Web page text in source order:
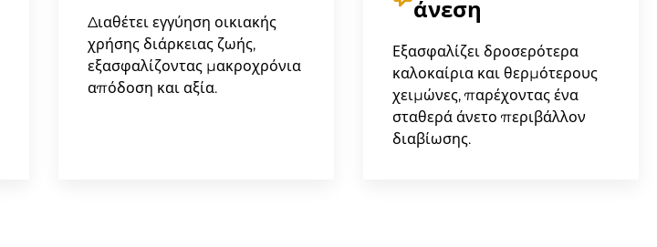
Διαθέτει εγγύηση οικιακής
χρήσης διάρκειας ζωής,
εξασφαλίζοντας μακροχρόνια
απόδοση και αξία.
άνεση
Εξασφαλίζει δροσερότερα
καλοκαίρια και θερμότερους
χειμώνες, παρέχοντας ένα
σταθερά άνετο περιβάλλον
διαβίωσης.